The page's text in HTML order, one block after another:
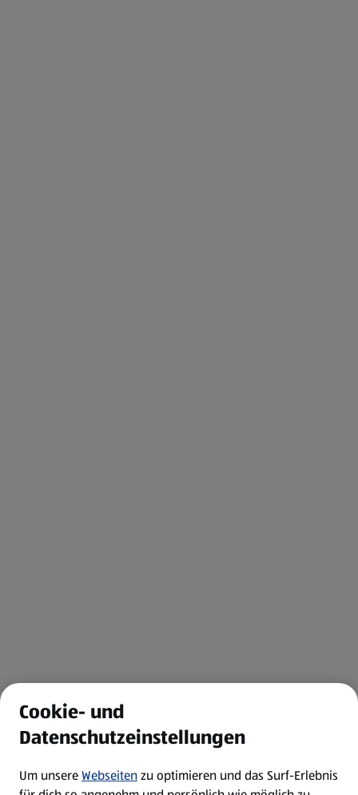
Cookie- und
Datenschutzeinstellungen
Um unsereWebseitenzu optimieren und das Surf-Erlebnis